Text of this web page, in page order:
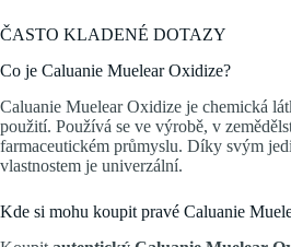
ČASTO KLADENÉ DOTAZY
Co je Caluanie Muelear Oxidize?
Caluanie Muelear Oxidize je chemická
použití. Používá se ve výrobě, v
farmaceutickém průmyslu. Díky svým
vlastnostem je univerzální.
Kde si mohu koupit pravé Caluanie